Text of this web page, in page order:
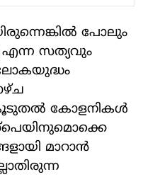
പോലും
എന്ന സത്യവും
കൂടുതല്‍ കോളനികള്‍
സ്പെയിനുമൊക്കെ
മാറാന്‍